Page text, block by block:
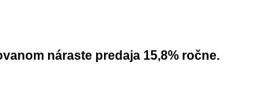
náraste predaja 15,8% ročne.